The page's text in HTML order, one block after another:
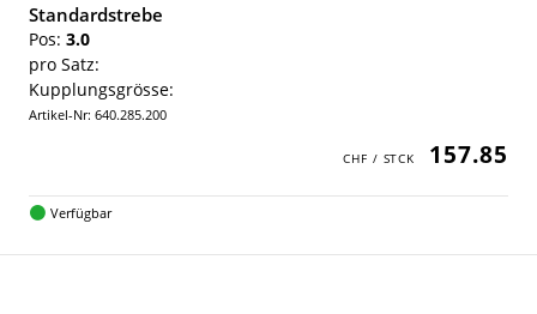
Standardstrebe
Pos: 3.0
pro Satz:
Kupplungsgrösse:
Artikel-Nr: 640.285.200
157.85
Verfügbar